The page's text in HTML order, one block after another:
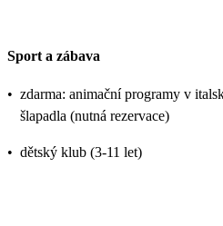
Sport a zábava
• zdarma: animační programy v
šlapadla (nutná rezervace)
• dětský klub (3-11 let)